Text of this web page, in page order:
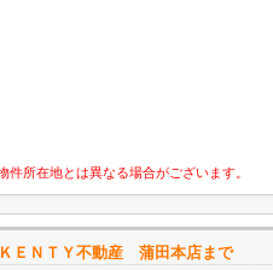
所在地とは異なる場合がございます。
ＫＥＮＴＹ不動産 蒲田本店まで